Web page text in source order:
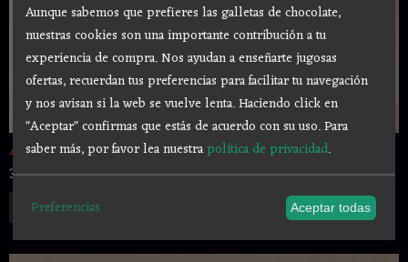
ACEITE ESOTERICO "SAN CIPRIANO" 10 ml
3,00 €
Aunque sabemos que prefieres las galletas de chocolate,
nuestras cookies son una importante contribución a tu
experiencia de compra. Nos ayudan a enseñarte jugosas
ofertas, recuerdan tus preferencias para facilitar tu navegación
y nos avisan si la web se vuelve lenta. Haciendo click en
"Aceptar" confirmas que estás de acuerdo con su uso.Para
saber más, por favor lea nuestrapolítica de privacidad.
Preferencias Aceptar todas